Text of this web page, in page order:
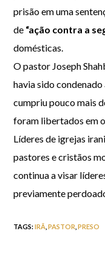
prisão em uma
de “ação contra a
domésticas.
O pastor Joseph
havia sido condenado
cumpriu pouco mais
foram libertados em
Líderes de igrejas
pastores e cristãos
continua a visar
previamente
TAGS:IRÃ PASTOR PRESO